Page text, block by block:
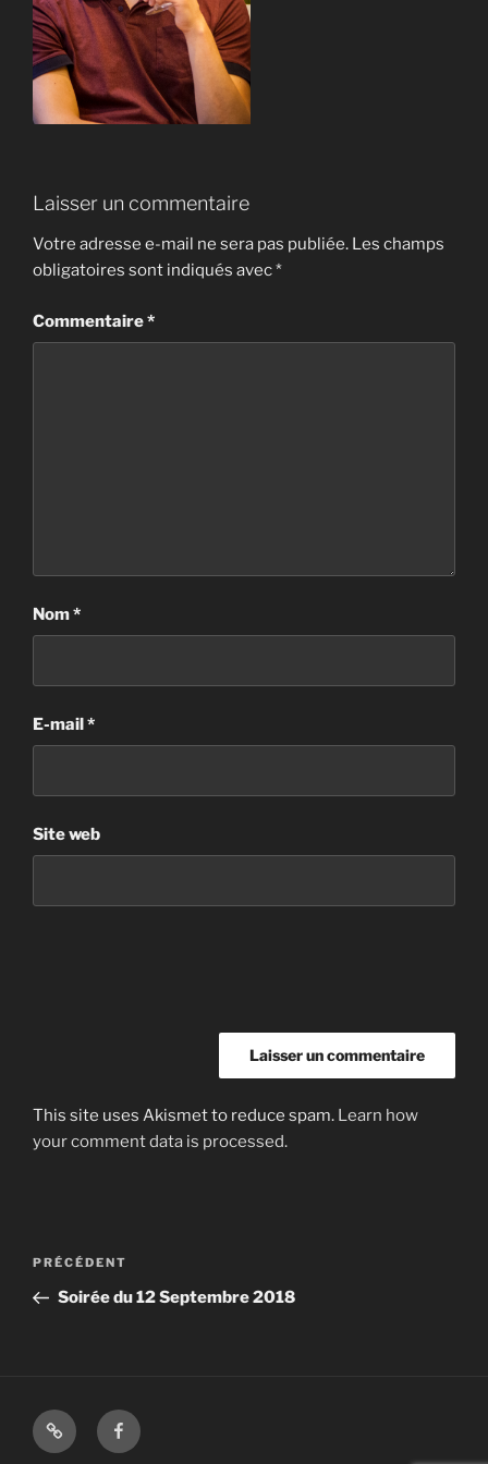
Laisser un commentaire
Votre adresse e-mail ne sera pas publiée. Les champs
obligatoires sont indiqués avec*
Commentaire*
Nom*
E-mail*
Site web
This site uses Akismet to reduce spam. Learn how
your comment data is processed.
Navigation
l’article
Article
précédent
PRÉCÉDENT
Soirée du 12 Septembre 2018
Shop Facebook